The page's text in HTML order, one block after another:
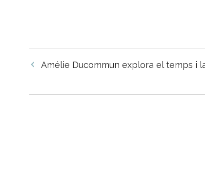
Navegació
Amélie Ducommun explora el temps i